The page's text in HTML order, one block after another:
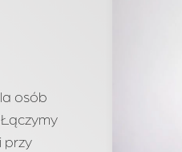
osób
przy